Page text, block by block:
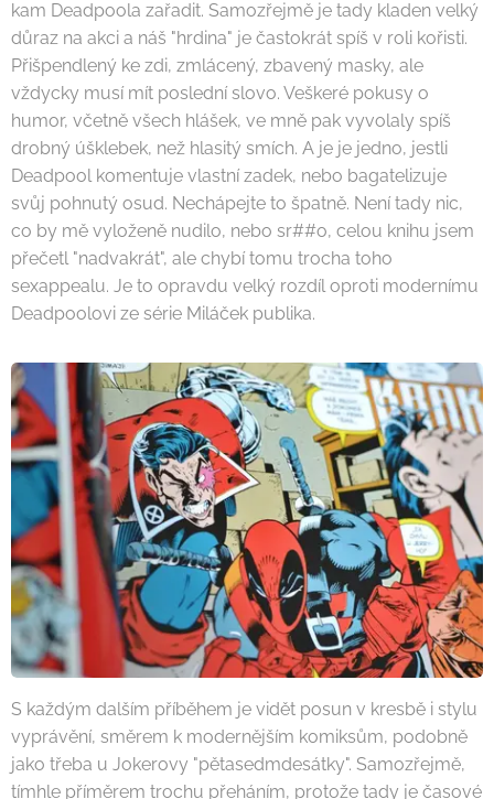
kam Deadpoola zařadit. Samozřejmě je tady kladen velký
důraz na akci a náš "hrdina" je častokrát spíš v roli kořisti.
Přišpendlený ke zdi, zmlácený, zbavený masky, ale
vždycky musí mít poslední slovo. Veškeré pokusy o
humor, včetně všech hlášek, ve mně pak vyvolaly spíš
drobný úšklebek, než hlasitý smích. A je je jedno, jestli
Deadpool komentuje vlastní zadek, nebo bagatelizuje
svůj pohnutý osud. Nechápejte to špatně. Není tady nic,
co by mě vyloženě nudilo, nebo sr##o, celou knihu jsem
přečetl "nadvakrát", ale chybí tomu trocha toho
sexappealu. Je to opravdu velký rozdíl oproti modernímu
Deadpoolovi ze série Miláček publika.
S každým dalším příběhem je vidět posun v kresbě i stylu
vyprávění, směrem k modernějším komiksům, podobně
jako třeba u Jokerovy "pětasedmdesátky". Samozřejmě,
tímhle příměrem trochu přeháním, protože tady je časové